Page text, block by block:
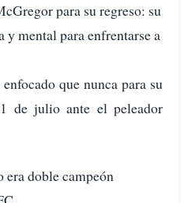
para su regreso: su
mental para enfrentarse a
que nunca para su
de julio ante el peleador
doble campeón